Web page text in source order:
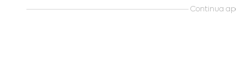
Continua